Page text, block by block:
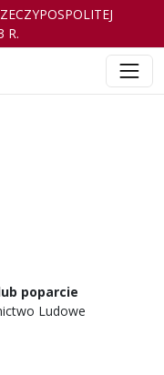
R.
poparcie
Ludowe